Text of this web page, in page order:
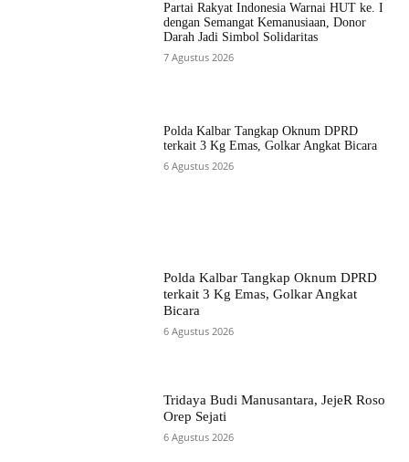
Partai Rakyat Indonesia Warnai HUT ke. I
dengan Semangat Kemanusiaan, Donor
Darah Jadi Simbol Solidaritas
7 Agustus 2026
Polda Kalbar Tangkap Oknum DPRD
terkait 3 Kg Emas, Golkar Angkat Bicara
6 Agustus 2026
Polda Kalbar Tangkap Oknum DPRD
terkait 3 Kg Emas, Golkar Angkat
Bicara
6 Agustus 2026
Tridaya Budi Manusantara, JejeR Roso
Orep Sejati
6 Agustus 2026